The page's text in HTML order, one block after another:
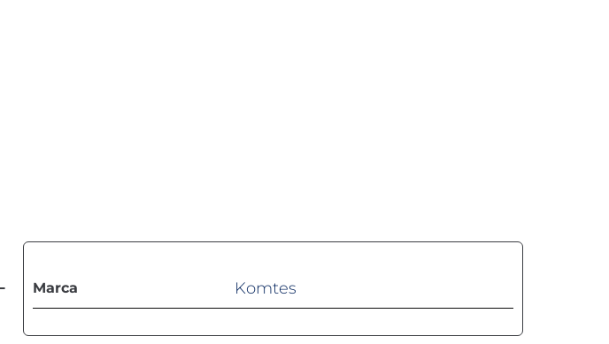
Marca Komtes